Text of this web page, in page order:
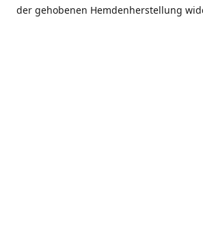
der gehobenen Hemdenherstellung